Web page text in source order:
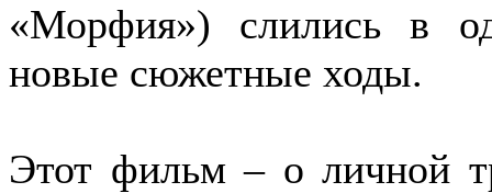
«Морфия») слились в
новые сюжетные ходы.
Этот фильм – о личной